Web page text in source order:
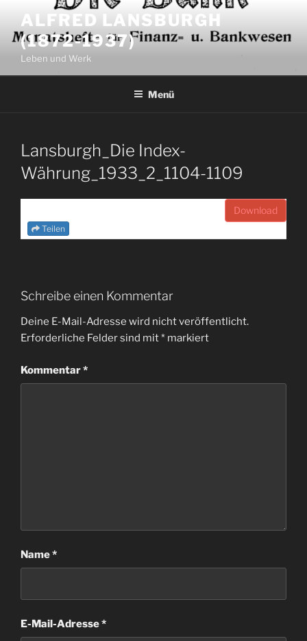
Inhalt
springen
ALFRED LANSBURGH
(1872-1937)
Leben und Werk
Menü
Lansburgh_Die Index-
Währung_1933_2_1104-1109
Download
Teilen
Schreibe einen Kommentar
Deine E-Mail-Adresse wird nicht veröffentlicht.
Erforderliche Felder sind mit* markiert
Kommentar*
Name*
E-Mail-Adresse*